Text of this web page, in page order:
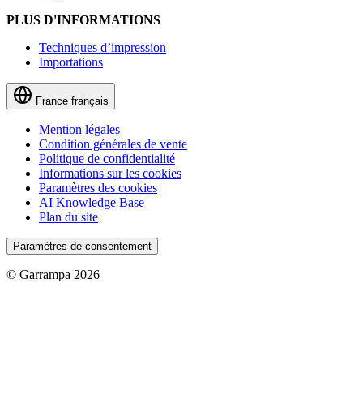
PLUS D'INFORMATIONS
Techniques d’impression
Importations
France français
Mention légales
Condition générales de vente
Politique de confidentialité
Informations sur les cookies
Paramètres des cookies
AI Knowledge Base
Plan du site
Paramètres de consentement
© Garrampa 2026